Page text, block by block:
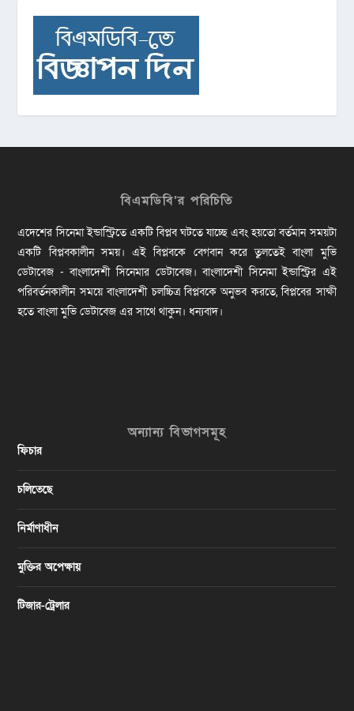
বিএমডিবি’র পরিচিতি
এদেশের সিনেমা ইন্ডাস্ট্রিতে একটি বিপ্লব ঘটতে যাচ্ছে এবং হয়তো বর্তমান সময়টা
একটি বিপ্লবকালীন সময়। এই বিপ্লবকে বেগবান করে তুলতেই বাংলা মুভি
ডেটাবেজ - বাংলাদেশী সিনেমার ডেটাবেজ। বাংলাদেশী সিনেমা ইন্ডাস্ট্রির এই
পরিবর্তনকালীন সময়ে বাংলাদেশী চলচ্চিত্র বিপ্লবকে অনুভব করতে, বিপ্লবের সাক্ষী
হতে বাংলা মুভি ডেটাবেজ এর সাথে থাকুন। ধন্যবাদ।
অন্যান্য বিভাগসমূহ
ফিচার
চলিতেছে
নির্মাণাধীন
মুক্তির অপেক্ষায়
টিজার-ট্রেলার